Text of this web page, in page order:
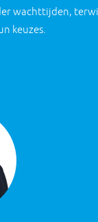
wachttijden,
keuzes.